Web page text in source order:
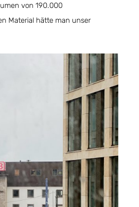
von 190.000
Material hätte man unser